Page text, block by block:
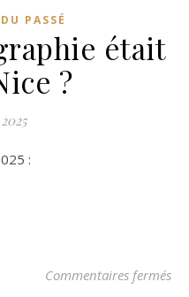
PASSÉ
était
?
:
Commentaires fermés